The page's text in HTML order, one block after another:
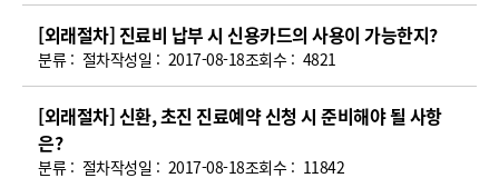
분류 : 절차
[외래절차] 진료비 납부 시 신용카드의 사용이 가능한지?
작성일 : 2017-08-18조회수 : 4821
분류 : 절차
[외래절차] 신환, 초진 진료예약 신청 시 준비해야 될 사항
은?
작성일 : 2017-08-18조회수 : 11842